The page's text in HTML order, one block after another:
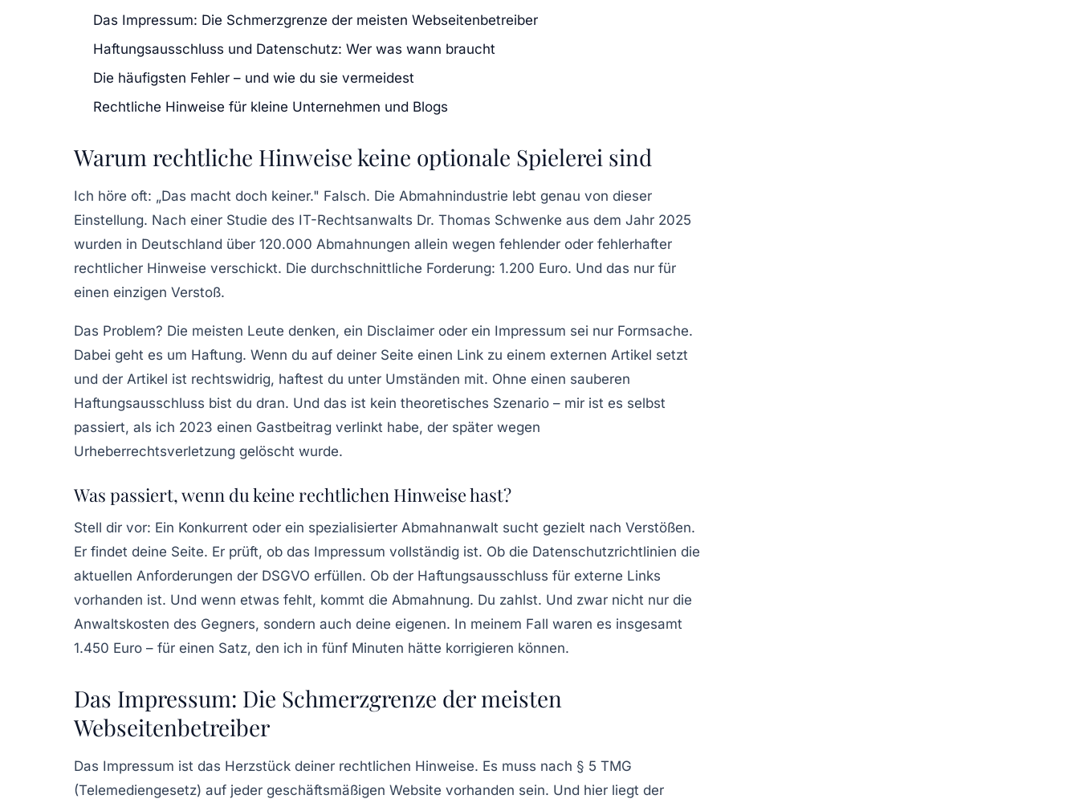
Das Impressum: Die Schmerzgrenze der meisten Webseitenbetreiber
Haftungsausschluss und Datenschutz: Wer was wann braucht
Die häufigsten Fehler – und wie du sie vermeidest
Rechtliche Hinweise für kleine Unternehmen und Blogs
Warum rechtliche Hinweise keine optionale Spielerei sind
Ich höre oft: „Das macht doch keiner." Falsch. Die Abmahnindustrie lebt genau von dieser
Einstellung. Nach einer Studie des IT-Rechtsanwalts Dr. Thomas Schwenke aus dem Jahr 2025
wurden in Deutschland über 120.000 Abmahnungen allein wegen fehlender oder fehlerhafter
rechtlicher Hinweise verschickt. Die durchschnittliche Forderung: 1.200 Euro. Und das nur für
einen einzigen Verstoß.
Das Problem? Die meisten Leute denken, ein Disclaimer oder ein Impressum sei nur Formsache.
Dabei geht es um Haftung. Wenn du auf deiner Seite einen Link zu einem externen Artikel setzt
und der Artikel ist rechtswidrig, haftest du unter Umständen mit. Ohne einen sauberen
Haftungsausschluss bist du dran. Und das ist kein theoretisches Szenario – mir ist es selbst
passiert, als ich 2023 einen Gastbeitrag verlinkt habe, der später wegen
Urheberrechtsverletzung gelöscht wurde.
Was passiert, wenn du keine rechtlichen Hinweise hast?
Stell dir vor: Ein Konkurrent oder ein spezialisierter Abmahnanwalt sucht gezielt nach Verstößen.
Er findet deine Seite. Er prüft, ob das Impressum vollständig ist. Ob die Datenschutzrichtlinien die
aktuellen Anforderungen der DSGVO erfüllen. Ob der Haftungsausschluss für externe Links
vorhanden ist. Und wenn etwas fehlt, kommt die Abmahnung. Du zahlst. Und zwar nicht nur die
Anwaltskosten des Gegners, sondern auch deine eigenen. In meinem Fall waren es insgesamt
1.450 Euro – für einen Satz, den ich in fünf Minuten hätte korrigieren können.
Das Impressum: Die Schmerzgrenze der meisten
Webseitenbetreiber
Das Impressum ist das Herzstück deiner rechtlichen Hinweise. Es muss nach § 5 TMG
(Telemediengesetz) auf jeder geschäftsmäßigen Website vorhanden sein. Und hier liegt der